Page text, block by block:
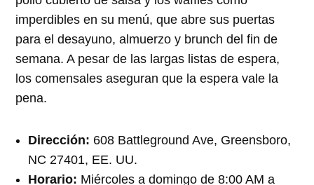
imperdibles en su menú, que abre sus puertas
para el desayuno, almuerzo y brunch del fin de
semana. A pesar de las largas listas de espera,
los comensales aseguran que la espera vale la
pena.
Dirección: 608 Battleground Ave, Greensboro,
NC 27401, EE. UU.
Horario: Miércoles a domingo de 8:00 AM a